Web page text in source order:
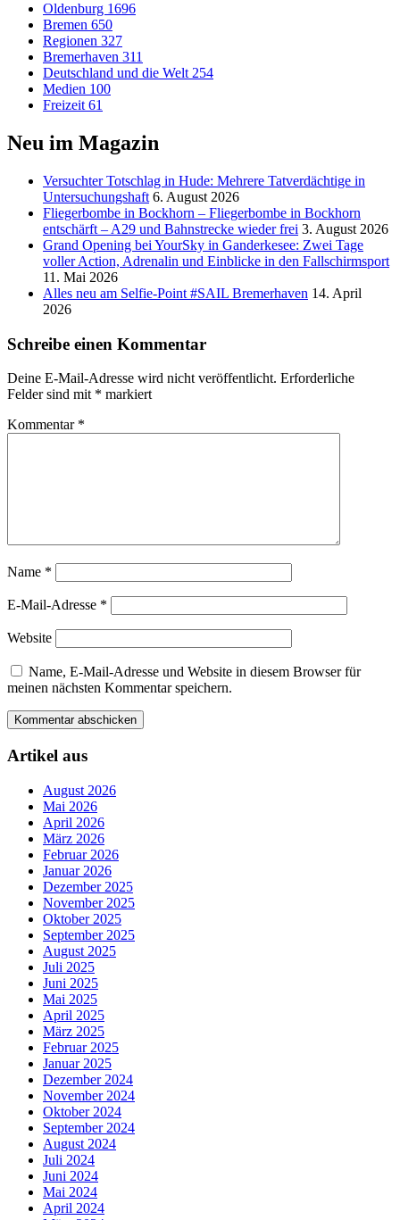
Oldenburg 1696
Bremen 650
Regionen 327
Bremerhaven 311
Deutschland und die Welt 254
Medien 100
Freizeit 61
Neu im Magazin
Versucht­er Totschlag in Hude: Mehrere Tatverdächtige in
Untersuchungshaft 6. August 2026
Fliegerbombe in Bockhorn – Fliegerbombe in Bockhorn
entschärft – A29 und Bahnstrecke wieder frei 3. August 2026
Grand Opening bei YourSky in Ganderkesee: Zwei Tage
voller Action, Adrenalin und Einblicke in den Fallschirmsport
11. Mai 2026
Alles neu am Selfie-Point #SAIL Bremerhaven 14. April
2026
Schreibe einen Kommentar
Deine E-Mail-Adresse wird nicht veröffentlicht. Erforderliche
Felder sind mit * markiert
Kommentar *
Name *
E-Mail-Adresse *
Website
Name, E-Mail-Adresse und Website in diesem Browser für
meinen nächsten Kommentar speichern.
Artikel aus
August 2026
Mai 2026
April 2026
März 2026
Februar 2026
Januar 2026
Dezember 2025
November 2025
Oktober 2025
September 2025
August 2025
Juli 2025
Juni 2025
Mai 2025
April 2025
März 2025
Februar 2025
Januar 2025
Dezember 2024
November 2024
Oktober 2024
September 2024
August 2024
Juli 2024
Juni 2024
Mai 2024
April 2024